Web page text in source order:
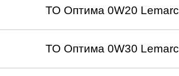
ТО Оптима 0W20 Lemarc
ТО Оптима 0W30 Lemarc